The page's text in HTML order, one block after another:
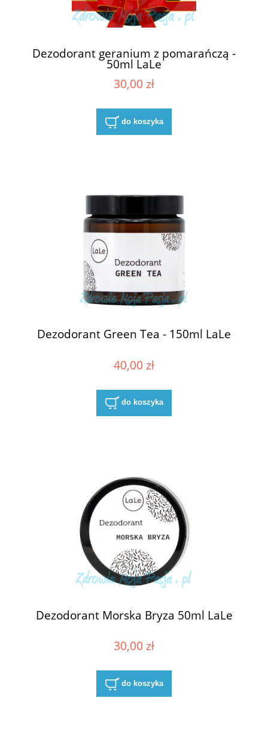
Dezodorant geranium z pomarańczą -
50ml LaLe
30,00 zł
do koszyka
Dezodorant Green Tea - 150ml LaLe
40,00 zł
do koszyka
Dezodorant Morska Bryza 50ml LaLe
30,00 zł
do koszyka